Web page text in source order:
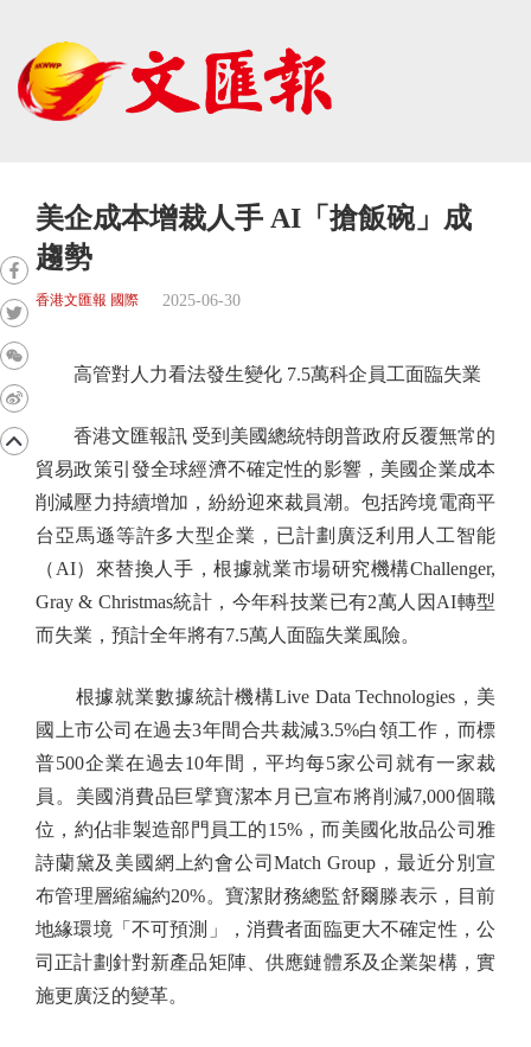
美企成本增裁人手 AI「搶飯碗」成
趨勢
香港文匯報 國際 2025-06-30
高管對人力看法發生變化 7.5萬科企員工面臨失業
香港文匯報訊 受到美國總統特朗普政府反覆無常的
貿易政策引發全球經濟不確定性的影響，美國企業成本
削減壓力持續增加，紛紛迎來裁員潮。包括跨境電商平
台亞馬遜等許多大型企業，已計劃廣泛利用人工智能
（AI）來替換人手，根據就業市場研究機構Challenger,
Gray & Christmas統計，今年科技業已有2萬人因AI轉型
而失業，預計全年將有7.5萬人面臨失業風險。
根據就業數據統計機構Live Data Technologies，美
國上市公司在過去3年間合共裁減3.5%白領工作，而標
普500企業在過去10年間，平均每5家公司就有一家裁
員。美國消費品巨擘寶潔本月已宣布將削減7,000個職
位，約佔非製造部門員工的15%，而美國化妝品公司雅
詩蘭黛及美國網上約會公司Match Group，最近分別宣
布管理層縮編約20%。寶潔財務總監舒爾滕表示，目前
地緣環境「不可預測」，消費者面臨更大不確定性，公
司正計劃針對新產品矩陣、供應鏈體系及企業架構，實
施更廣泛的變革。